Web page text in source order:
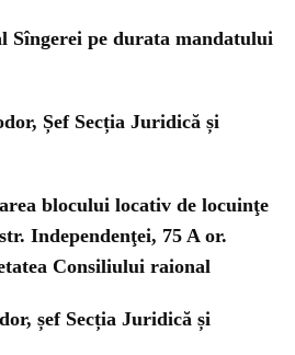
Sîngerei pe durata mandatului
Șef Secția Juridică și
blocului locativ de locuinţe
Independenţei, 75 A or.
Consiliului raional
șef Secția Juridică și